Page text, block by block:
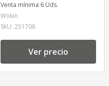
Venta mínima 6 Uds.
Wokin
SKU: 251708
Ver precio